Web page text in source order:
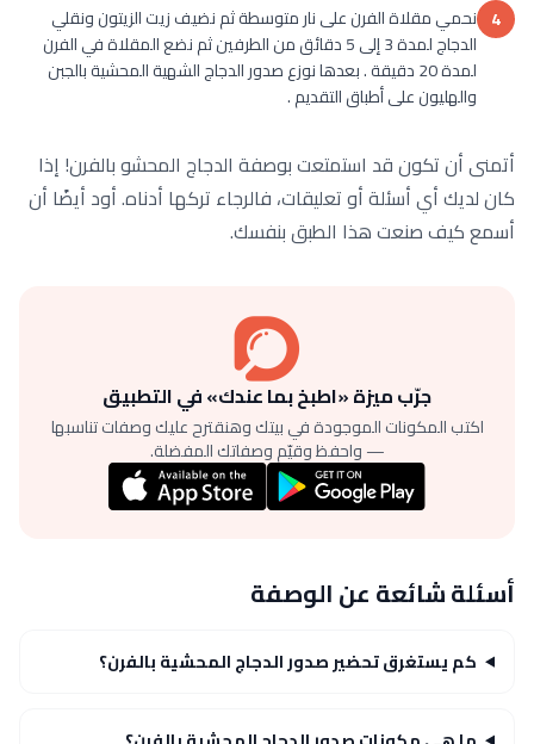
4 نحمي مقلاة الفرن على نار متوسطة ثم نضيف زيت الزيتون ونقلي
الدجاج لمدة 3 إلى 5 دقائق من الطرفين ثم نضع المقلاة في الفرن
لمدة 20 دقيقة . بعدها نوزع صدور الدجاج الشهية المحشية بالجبن
والهليون على أطباق التقديم .
أتمنى أن تكون قد استمتعت بوصفة الدجاج المحشو بالفرن! إذا
كان لديك أي أسئلة أو تعليقات، فالرجاء تركها أدناه. أود أيضًا أن
أسمع كيف صنعت هذا الطبق بنفسك.
جرّب ميزة «اطبخ بما عندك» في التطبيق
اكتب المكونات الموجودة في بيتك وهنقترح عليك وصفات تناسبها
— واحفظ وقيّم وصفاتك المفضلة.
أسئلة شائعة عن الوصفة
كم يستغرق تحضير صدور الدجاج المحشية بالفرن؟